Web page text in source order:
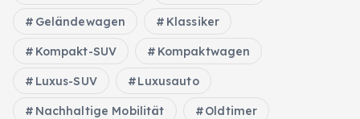
Geländewagen Klassiker
Kompakt-SUV Kompaktwagen
Luxus-SUV Luxusauto
Nachhaltige Mobilität Oldtimer